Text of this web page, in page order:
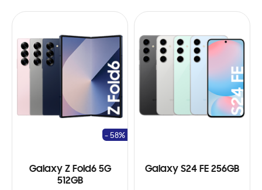
Galaxy Z Fold6 5G
512GB
- 58%
Galaxy S24 FE 256GB